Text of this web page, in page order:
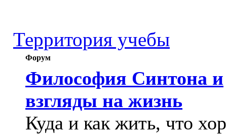
Территория учебы
Форум
Философия Синтона и
взгляды на жизнь
Куда и как жить, что